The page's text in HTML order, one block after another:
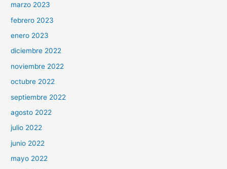
marzo 2023
febrero 2023
enero 2023
diciembre 2022
noviembre 2022
octubre 2022
septiembre 2022
agosto 2022
julio 2022
junio 2022
mayo 2022